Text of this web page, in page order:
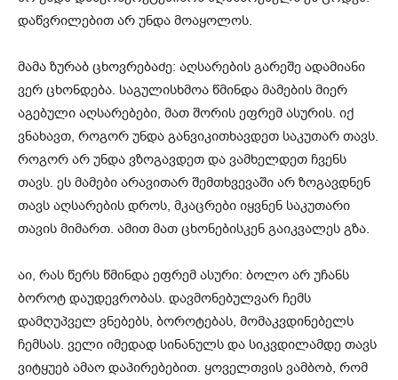
დაწვრილებით არ უნდა მოაყოლოს.
მამა ზურაბ ცხოვრებაძე: აღსარების გარეშე ადამიანი
ვერ ცხონდება. საგულისხმოა წმინდა მამების მიერ
აგებული აღსარებები, მათ შორის ეფრემ ასურის. იქ
ვნახავთ, როგორ უნდა განვიკითხავდეთ საკუთარ თავს.
როგორ არ უნდა ვზოგავდეთ და ვამხელდეთ ჩვენს
თავს. ეს მამები არავითარ შემთხვევაში არ ზოგავდნენ
თავს აღსარების დროს, მკაცრები იყვნენ საკუთარი
თავის მიმართ. ამით მათ ცხონებისკენ გაიკვალეს გზა.
აი, რას წერს წმინდა ეფრემ ასური: ბოლო არ უჩანს
ბოროტ დაუდევრობას. დავმონებულვარ ჩემს
დამღუპველ ვნებებს, ბოროტებას, მომაკვდინებელს
ჩემსას. ველი იმედად სინანულს და სიკვდილამდე თავს
ვიტყუებ ამაო დაპირებებით. ყოველთვის ვამბობ, რომ